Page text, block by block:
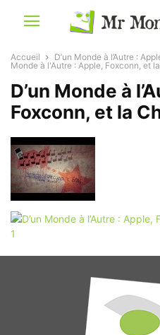
Accueil D’un Monde à l’Autre :
Monde à l'Autre : Apple, Foxconn, et
D’un Monde à
Foxconn, et la